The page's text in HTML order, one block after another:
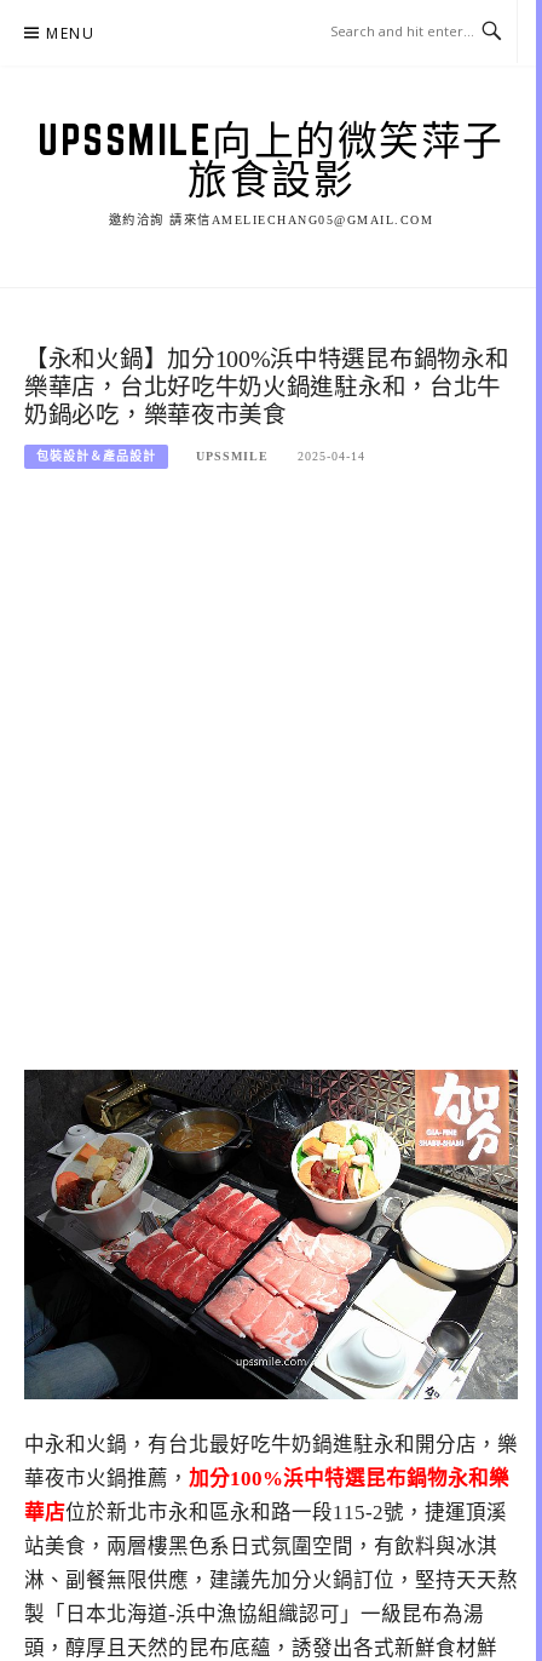
MENU
UPSSMILE向上的微笑萍子
旅食設影
邀約洽詢 請來信AMELIECHANG05@GMAIL.COM
【永和火鍋】加分100%浜中特選昆布鍋物永和
樂華店，台北好吃牛奶火鍋進駐永和，台北牛
奶鍋必吃，樂華夜市美食
包裝設計＆產品設計 UPSSMILE 2025-04-14
中永和火鍋，有台北最好吃牛奶鍋進駐永和開分店，樂
華夜市火鍋推薦， 加分100%浜中特選昆布鍋物永和樂
華店位於新北市永和區永和路一段115-2號，捷運頂溪
站美食，兩層樓黑色系日式氛圍空間，有飲料與冰淇
淋、副餐無限供應，建議先加分火鍋訂位，堅持天天熬
製「日本北海道-浜中漁協組織認可」一級昆布為湯
頭，醇厚且天然的昆布底蘊，誘發出各式新鮮食材鮮